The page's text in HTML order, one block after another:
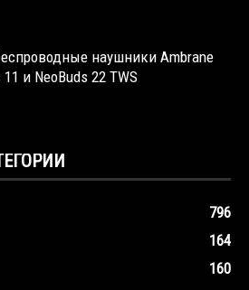
наушники Ambrane
11 и NeoBuds 22 TWS
796
164
160